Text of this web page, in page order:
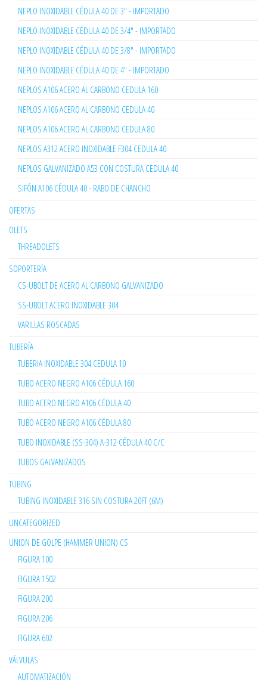
NEPLO INOXIDABLE CÉDULA 40 DE 3" - IMPORTADO
NEPLO INOXIDABLE CÉDULA 40 DE 3/4" - IMPORTADO
NEPLO INOXIDABLE CÉDULA 40 DE 3/8" - IMPORTADO
NEPLO INOXIDABLE CÉDULA 40 DE 4" - IMPORTADO
NEPLOS A106 ACERO AL CARBONO CEDULA 160
NEPLOS A106 ACERO AL CARBONO CEDULA 40
NEPLOS A106 ACERO AL CARBONO CEDULA 80
NEPLOS A312 ACERO INOXIDABLE F304 CEDULA 40
NEPLOS GALVANIZADO A53 CON COSTURA CEDULA 40
SIFÓN A106 CÉDULA 40 - RABO DE CHANCHO
OFERTAS
OLETS
THREADOLETS
SOPORTERÍA
CS-UBOLT DE ACERO AL CARBONO GALVANIZADO
SS-UBOLT ACERO INOXIDABLE 304
VARILLAS ROSCADAS
TUBERÍA
TUBERIA INOXIDABLE 304 CEDULA 10
TUBO ACERO NEGRO A106 CÉDULA 160
TUBO ACERO NEGRO A106 CÉDULA 40
TUBO ACERO NEGRO A106 CÉDULA 80
TUBO INOXIDABLE (SS-304) A-312 CÉDULA 40 C/C
TUBOS GALVANIZADOS
TUBING
TUBING INOXIDABLE 316 SIN COSTURA 20FT (6M)
UNCATEGORIZED
UNION DE GOLPE (HAMMER UNION) CS
FIGURA 100
FIGURA 1502
FIGURA 200
FIGURA 206
FIGURA 602
VÁLVULAS
AUTOMATIZACIÓN